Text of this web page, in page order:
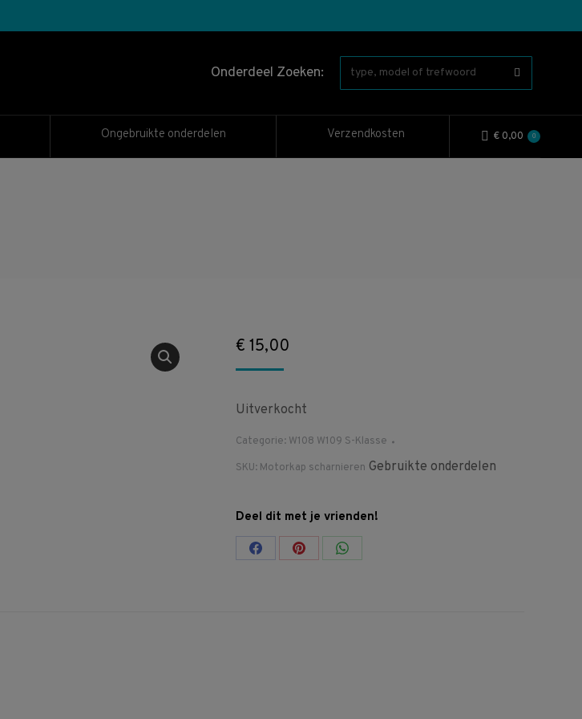
Onderdeel Zoeken:
Ongebruikte onderdelen Verzendkosten € 0,00 0
€ 15,00
Uitverkocht
Categorie: W108 W109 S-Klasse
SKU: Motorkap scharnieren Gebruikte onderdelen
Deel dit met je vrienden!
Share Share Share